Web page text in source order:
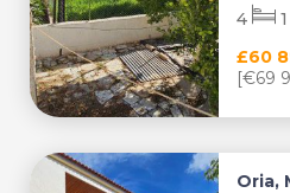
£60
[€69
4
Oria,